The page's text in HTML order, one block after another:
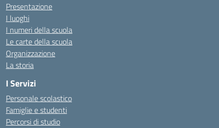
Presentazione
I luoghi
I numeri della scuola
Le carte della scuola
Organizzazione
La storia
I Servizi
Personale scolastico
Famiglie e studenti
Percorsi di studio